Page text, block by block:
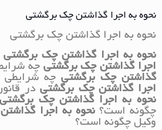
نحوه به اجرا گذاشتن چک برگشتی
نحوه به اجرا گذاشتن چک برگشتی
نحوه به اجرا گذاشتن چک برگشتی
اجرا گذاشتن چک برگشتی چه
گذاشتن چک برگشتی چه شرایطی
اجرا گذاشتن چک برگشتیدر
نحوه به اجرا گذاشتن چک برگشتی
چگونه است؟نحوه به اجرا
وکیل چگونه است؟